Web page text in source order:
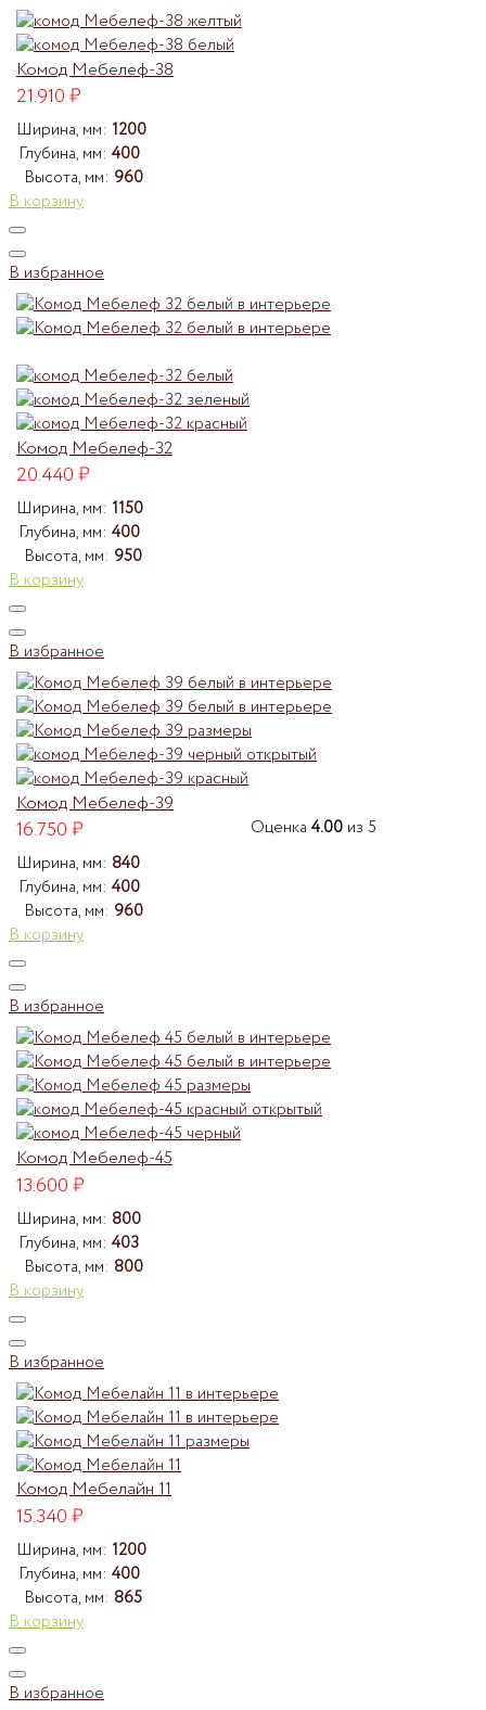
Комод Мебелеф-38
21.910₽
Ширина, мм: 1200
Глубина, мм: 400
Высота, мм: 960
В корзину
В избранное
Комод Мебелеф-32
20.440₽
Ширина, мм: 1150
Глубина, мм: 400
Высота, мм: 950
В корзину
В избранное
Комод Мебелеф-39
Оценка 4.00из 5
16.750₽
Ширина, мм: 840
Глубина, мм: 400
Высота, мм: 960
В корзину
В избранное
Комод Мебелеф-45
13.600₽
Ширина, мм: 800
Глубина, мм: 403
Высота, мм: 800
В корзину
В избранное
Комод Мебелайн 11
15.340₽
Ширина, мм: 1200
Глубина, мм: 400
Высота, мм: 865
В корзину
В избранное